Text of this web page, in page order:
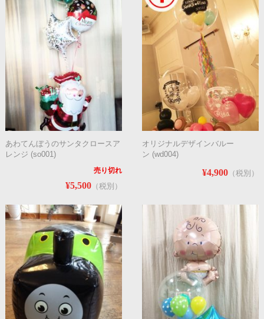
あわてんぼうのサンタクロースア
レンジ (so001)
売り切れ
¥5,500（税別）
オリジナルデザインバルー
ン (wd004)
¥4,900 （税別）